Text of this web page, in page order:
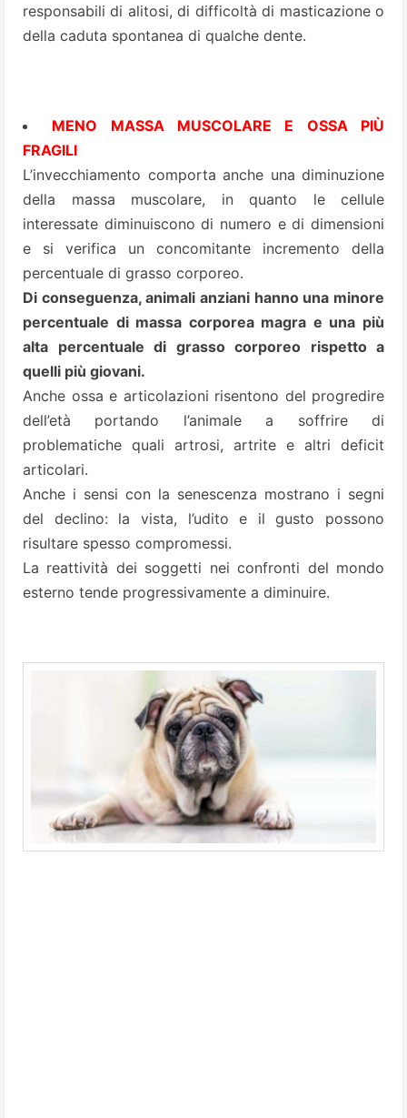
responsabili di alitosi, di difficoltà di masticazione o
della caduta spontanea di qualche dente.
MENO MASSA MUSCOLARE E OSSA PIÙ
FRAGILI
L’invecchiamento comporta anche una diminuzione
della massa muscolare, in quanto le cellule
interessate diminuiscono di numero e di dimensioni
e si verifica un concomitante incremento della
percentuale di grasso corporeo.
Di conseguenza, animali anziani hanno una minore
percentuale di massa corporea magra e una più
alta percentuale di grasso corporeo rispetto a
quelli più giovani.
Anche ossa e articolazioni risentono del progredire
dell’età portando l’animale a soffrire di
problematiche quali artrosi, artrite e altri deficit
articolari.
Anche i sensi con la senescenza mostrano i segni
del declino: la vista, l’udito e il gusto possono
risultare spesso compromessi.
La reattività dei soggetti nei confronti del mondo
esterno tende progressivamente a diminuire.